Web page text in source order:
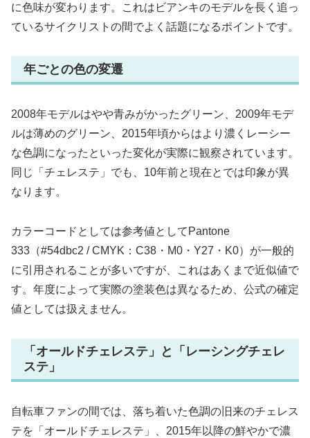
に色味が変わります。これはビアンキのモデルを長く追っ
ているサイクリストの間でよく話題になるポイントです。
年ごとの色の変遷
2008年モデルはやや青みがかったグリーン、2009年モデ
ルは薄めのグリーン、2015年頃からはより濃くレーシー
な色調になったといった変化が実際に観察されています。
同じ「チェレステ」でも、10年前と現在とでは印象が異
なります。
カラーコードとしては参考値としてPantone
333（#54dbc2 / CMYK：C38・M0・Y27・K0）が一般的
に引用されることが多いですが、これはあくまで近似値で
す。年度によって実際の塗装色は異なるため、公式の確定
値としては扱えません。
「オールドチェレステ」と「レーシングチェレ
ステ」
自転車ファンの間では、落ち着いた色調の旧来のチェレス
テを「オールドチェレステ」、2015年以降の鮮やかで濃